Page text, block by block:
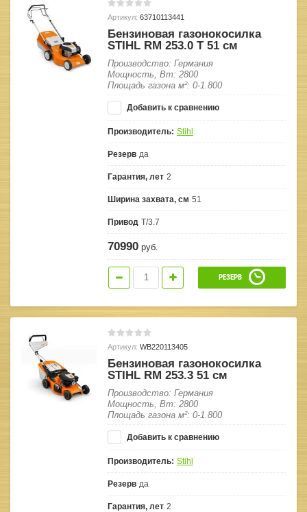
Артикул: 63710113441
Бензиновая газонокосилка
STIHL RM 253.0 T 51 см
Производство: Германия
Мощность, Вт: 2800
Площадь газона м²: 0-1.800
Добавить к сравнению
Производитель: Stihl
Резерв да
Гарантия, лет 2
Ширина захвата, см 51
Привод T/3.7
70990 руб.
РЕЗЕРВ
Артикул: WB220113405
Бензиновая газонокосилка
STIHL RM 253.3 51 см
Производство: Германия
Мощность, Вт: 2800
Площадь газона м²: 0-1.800
Добавить к сравнению
Производитель: Stihl
Резерв да
Гарантия, лет 2